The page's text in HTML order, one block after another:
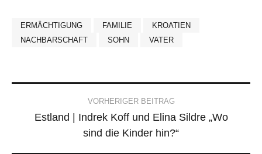
ERMÄCHTIGUNG FAMILIE
KROATIEN
NACHBARSCHAFT
SOHN VATER
navigation
VORHERIGER BEITRAG
Estland | Indrek Koff und Elina Sildre „Wo
sind die Kinder hin?“